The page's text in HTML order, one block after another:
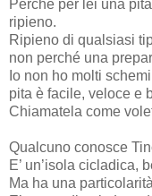
Perché per lei una
ripieno.
Ripieno di qualsiasi
non perché una
Io non ho molti
pita è facile, veloce e
Chiamatela come
Qualcuno conosce
E’ un’isola cicladica,
Ma ha una